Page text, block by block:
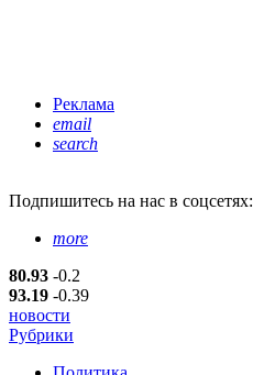
Реклама
email
search
Подпишитесь на нас в соцсетях:
more
80.93 -0.2
93.19 -0.39
новости
Рубрики